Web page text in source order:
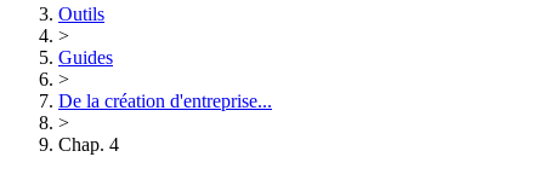
Outils
>
Guides
>
De la création d'entreprise...
>
Chap. 4